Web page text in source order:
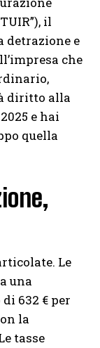
il
detrazione e
che
diritto alla
e hai
quella
Le
una
632 € per
la
tasse